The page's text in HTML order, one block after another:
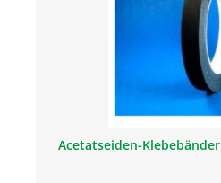
Acetatseiden-Klebebänder